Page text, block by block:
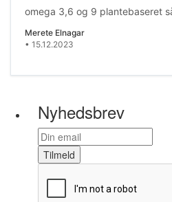
omega 3,6 og 9 plantebaseret
Merete Elnagar
• 15.12.2023
Nyhedsbrev
Tilmeld